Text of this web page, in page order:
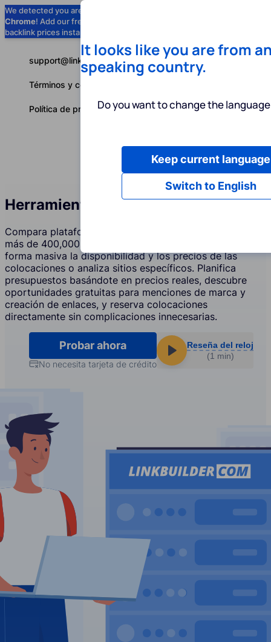
We detected you are using
Chrome! Add our free extension to check
backlink prices instantly as you browse.
Servicios
Español
support@linkbuilder.com
Términos y condiciones
Política de privacidad
Herramientas de PR Digital
Compara plataformas de colocación de contenido entre
más de 400,000 sitios web en 150 países. Verifica de
forma masiva la disponibilidad y los precios de las
colocaciones o analiza sitios específicos. Planifica
presupuestos basándote en precios reales, descubre
oportunidades gratuitas para menciones de marca y
creación de enlaces, y reserva colocaciones
directamente sin complicaciones innecesarias.
Probar ahora
No necesita tarjeta de crédito
Reseña del reloj
(1 min)
It looks like you are from
speaking country.
Do you want to change the
Switch to English
Keep current language